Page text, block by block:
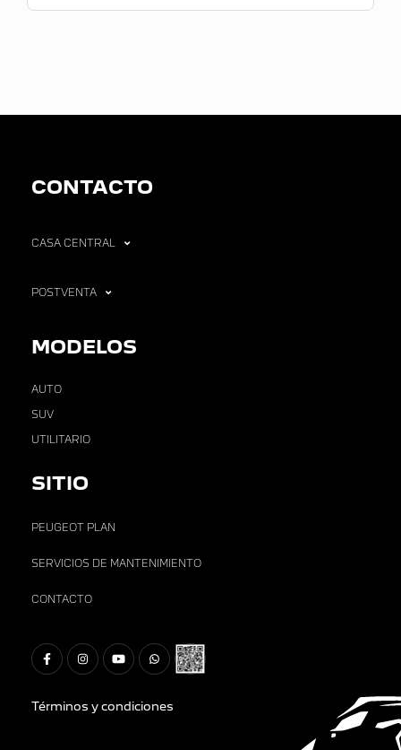
CONTACTO
CASA CENTRAL
POSTVENTA
MODELOS
AUTO
SUV
UTILITARIO
SITIO
PEUGEOT PLAN
SERVICIOS DE MANTENIMIENTO
CONTACTO
Términos y condiciones